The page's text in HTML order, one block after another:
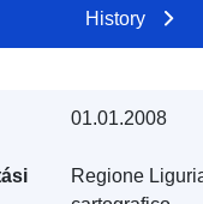
History
01.01.2008
Regione